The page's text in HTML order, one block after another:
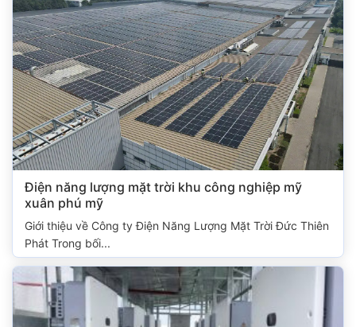
Điện năng lượng mặt trời khu công nghiệp mỹ
xuân phú mỹ
Giới thiệu về Công ty Điện Năng Lượng Mặt Trời Đức Thiên
Phát Trong bối...